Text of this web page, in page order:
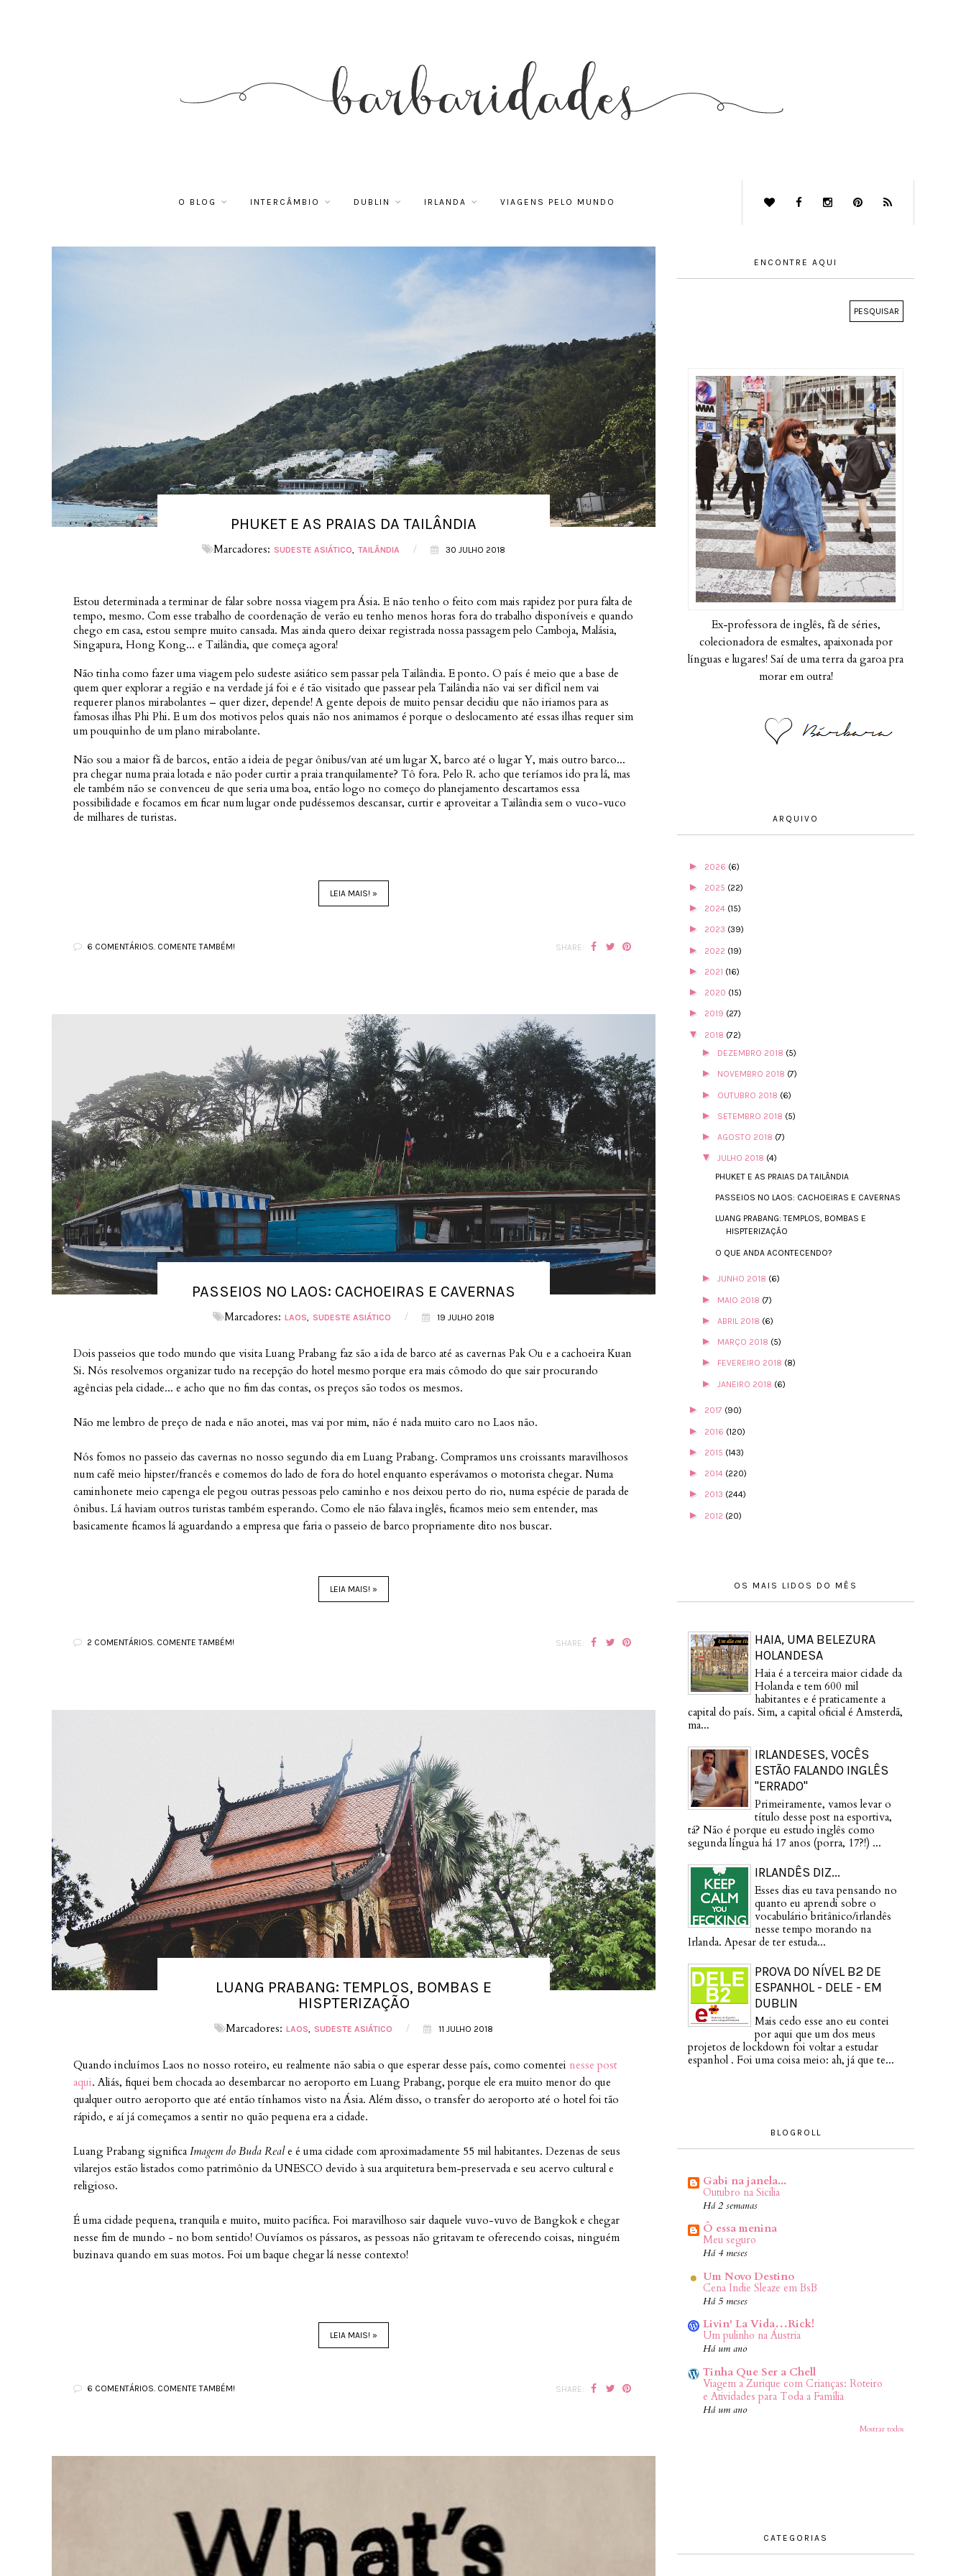
O BLOG INTERCÂMBIO DUBLIN IRLANDA VIAGENS PELO MUNDO
PHUKET E AS PRAIAS DA TAILÂNDIA
Marcadores: SUDESTE ASIÁTICO TAILÂNDIA / 30 JULHO 2018
Estou determinada a terminar de falar sobre nossa viagem pra Ásia. E não tenho o feito com mais rapidez por pura falta de
tempo, mesmo. Com esse trabalho de coordenação de verão eu tenho menos horas fora do trabalho disponíveis e quando
chego em casa, estou sempre muito cansada. Mas ainda quero deixar registrada nossa passagem pelo Camboja, Malásia,
Singapura, Hong Kong... e Tailândia, que começa agora!
Não tinha como fazer uma viagem pelo sudeste asiático sem passar pela Tailândia. E ponto. O país é meio que a base de
quem quer explorar a região e na verdade já foi e é tão visitado que passear pela Tailândia não vai ser difícil nem vai
requerer planos mirabolantes – quer dizer, depende! A gente depois de muito pensar decidiu que não iriamos para as
famosas ilhas Phi Phi. E um dos motivos pelos quais não nos animamos é porque o deslocamento até essas ilhas requer sim
um pouquinho de um plano mirabolante.
Não sou a maior fã de barcos, então a ideia de pegar ônibus/van até um lugar X, barco até o lugar Y, mais outro barco...
pra chegar numa praia lotada e não poder curtir a praia tranquilamente? Tô fora. Pelo R. acho que teríamos ido pra lá, mas
ele também não se convenceu de que seria uma boa, então logo no começo do planejamento descartamos essa
possibilidade e focamos em ficar num lugar onde pudéssemos descansar, curtir e aproveitar a Tailândia sem o vuco-vuco
de milhares de turistas.
LEIA MAIS! »
6 COMENTÁRIOS. COMENTE TAMBÉM! SHARE:
PASSEIOS NO LAOS: CACHOEIRAS E CAVERNAS
Marcadores: LAOS SUDESTE ASIÁTICO / 19 JULHO 2018
Dois passeios que todo mundo que visita Luang Prabang faz são a ida de barco até as cavernas Pak Ou e a cachoeira Kuan
Si. Nós resolvemos organizar tudo na recepção do hotel mesmo porque era mais cômodo do que sair procurando
agências pela cidade... e acho que no fim das contas, os preços são todos os mesmos.
Não me lembro de preço de nada e não anotei, mas vai por mim, não é nada muito caro no Laos não.
Nós fomos no passeio das cavernas no nosso segundo dia em Luang Prabang. Compramos uns croissants maravilhosos
num café meio hipster/francês e comemos do lado de fora do hotel enquanto esperávamos o motorista chegar. Numa
caminhonete meio capenga ele pegou outras pessoas pelo caminho e nos deixou perto do rio, numa espécie de parada de
ônibus. Lá haviam outros turistas também esperando. Como ele não falava inglês, ficamos meio sem entender, mas
basicamente ficamos lá aguardando a empresa que faria o passeio de barco propriamente dito nos buscar.
LEIA MAIS! »
2 COMENTÁRIOS. COMENTE TAMBÉM! SHARE:
LUANG PRABANG: TEMPLOS, BOMBAS E
HISPTERIZAÇÃO
Marcadores: LAOS SUDESTE ASIÁTICO / 11 JULHO 2018
Quando incluímos Laos no nosso roteiro, eu realmente não sabia o que esperar desse país, como comentei nesse post
aqui. Aliás, fiquei bem chocada ao desembarcar no aeroporto em Luang Prabang, porque ele era muito menor do que
qualquer outro aeroporto que até então tínhamos visto na Ásia. Além disso, o transfer do aeroporto até o hotel foi tão
rápido, e aí já começamos a sentir no quão pequena era a cidade.
Luang Prabang significa Imagem do Buda Reale é uma cidade com aproximadamente 55 mil habitantes. Dezenas de seus
vilarejos estão listados como patrimônio da UNESCO devido à sua arquitetura bem-preservada e seu acervo cultural e
religioso.
É uma cidade pequena, tranquila e muito, muito pacífica. Foi maravilhoso sair daquele vuvo-vuvo de Bangkok e chegar
nesse fim de mundo - no bom sentido! Ouvíamos os pássaros, as pessoas não gritavam te oferecendo coisas, ninguém
buzinava quando em suas motos. Foi um baque chegar lá nesse contexto!
LEIA MAIS! »
6 COMENTÁRIOS. COMENTE TAMBÉM! SHARE:
ENCONTRE AQUI
Ex-professora de inglês, fã de séries,
colecionadora de esmaltes, apaixonada por
línguas e lugares! Saí de uma terra da garoa pra
morar em outra!
ARQUIVO
► 2026 (6)
► 2025 (22)
► 2024 (15)
► 2023 (39)
► 2022 (19)
► 2021 (16)
► 2020 (15)
► 2019 (27)
▼ 2018 (72)
► DEZEMBRO 2018 (5)
► NOVEMBRO 2018 (7)
► OUTUBRO 2018 (6)
► SETEMBRO 2018 (5)
► AGOSTO 2018 (7)
▼ JULHO 2018 (4)
PHUKET E AS PRAIAS DA TAILÂNDIA
PASSEIOS NO LAOS: CACHOEIRAS E CAVERNAS
LUANG PRABANG: TEMPLOS, BOMBAS E
HISPTERIZAÇÃO
O QUE ANDA ACONTECENDO?
► JUNHO 2018 (6)
► MAIO 2018 (7)
► ABRIL 2018 (6)
► MARÇO 2018 (5)
► FEVEREIRO 2018 (8)
► JANEIRO 2018 (6)
► 2017 (90)
► 2016 (120)
► 2015 (143)
► 2014 (220)
► 2013 (244)
► 2012 (20)
OS MAIS LIDOS DO MÊS
HAIA, UMA BELEZURA
HOLANDESA
Haia é a terceira maior cidade da
Holanda e tem 600 mil
habitantes e é praticamente a
capital do país. Sim, a capital oficial é Amsterdã,
ma...
IRLANDESES, VOCÊS
ESTÃO FALANDO INGLÊS
"ERRADO"
Primeiramente, vamos levar o
título desse post na esportiva,
tá? Não é porque eu estudo inglês como
segunda língua há 17 anos (porra, 17?!) ...
IRLANDÊS DIZ...
Esses dias eu tava pensando no
quanto eu aprendi sobre o
vocabulário britânico/irlandês
nesse tempo morando na
Irlanda. Apesar de ter estuda...
PROVA DO NÍVEL B2 DE
ESPANHOL - DELE - EM
DUBLIN
Mais cedo esse ano eu contei
por aqui que um dos meus
projetos de lockdown foi voltar a estudar
espanhol . Foi uma coisa meio: ah, já que te...
BLOGROLL
Gabi na janela...
Outubro na Sicilia
Há 2 semanas
Ô essa menina
Meu seguro
Há 4 meses
Um Novo Destino
Cena Indie Sleaze em BsB
Há 5 meses
Livin' La Vida…Rick!
Um pulinho na Áustria
Há um ano
Tinha Que Ser a Chell
Viagem a Zurique com Crianças: Roteiro
e Atividades para Toda a Família
Há um ano
Mostrar todos
CATEGORIAS